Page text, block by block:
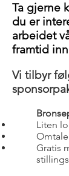
Ta gjerne
du er
arbeidet
framtid
Vi tilbyr
Liten
Gratis